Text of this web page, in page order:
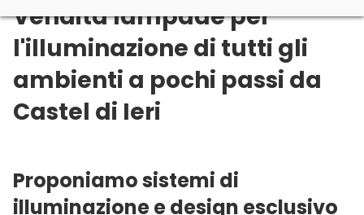
Vendita lampade per
l'illuminazione di tutti gli
ambienti a pochi passi da
Castel di Ieri
Proponiamo sistemi di
illuminazione e design esclusivo